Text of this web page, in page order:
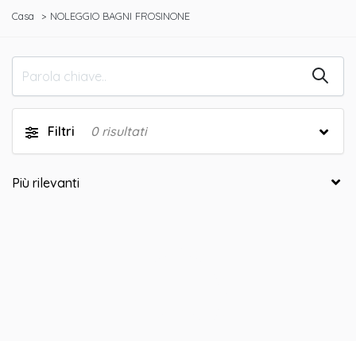
Casa NOLEGGIO BAGNI FROSINONE
Filtri 0risultati